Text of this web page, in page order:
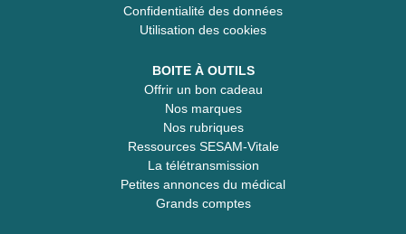
Confidentialité des données
Utilisation des cookies
BOITE À OUTILS
Offrir un bon cadeau
Nos marques
Nos rubriques
Ressources SESAM-Vitale
La télétransmission
Petites annonces du médical
Grands comptes